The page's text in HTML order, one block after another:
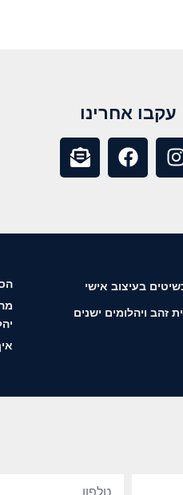
עקבו אחרינו
בעיצוב אישי
זהב ויהלומים ישנים